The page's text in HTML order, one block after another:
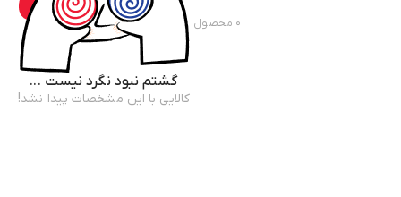
۰ محصول
گشتم نبود نگرد نیست ...
کالایی با این مشخصات پیدا نشد!